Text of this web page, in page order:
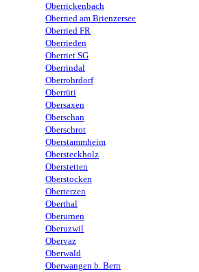
Oberrickenbach
Oberried am Brienzersee
Oberried FR
Oberrieden
Oberriet SG
Oberrindal
Oberrohrdorf
Oberrüti
Obersaxen
Oberschan
Oberschrot
Oberstammheim
Obersteckholz
Oberstetten
Oberstocken
Oberterzen
Oberthal
Oberurnen
Oberuzwil
Obervaz
Oberwald
Oberwangen b. Bern